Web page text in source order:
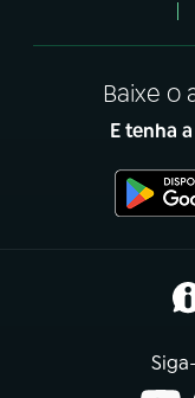
Baixe o
E tenha